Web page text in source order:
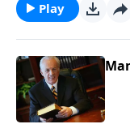
Play